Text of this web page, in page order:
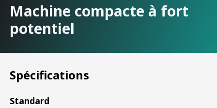
Machine compacte à fort
potentiel
Spécifications
Standard